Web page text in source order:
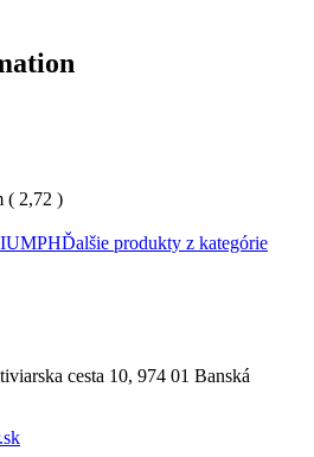
( 2,72 )
Ďalšie produkty z kategórie
cesta 10, 974 01 Banská